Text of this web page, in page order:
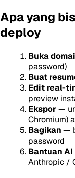
Apa yang
deploy
Buka
password)
Buat
Edit real-
preview
Ekspor—
Chromium)
Bagikan —
password
Bantuan AI
Anthropic /